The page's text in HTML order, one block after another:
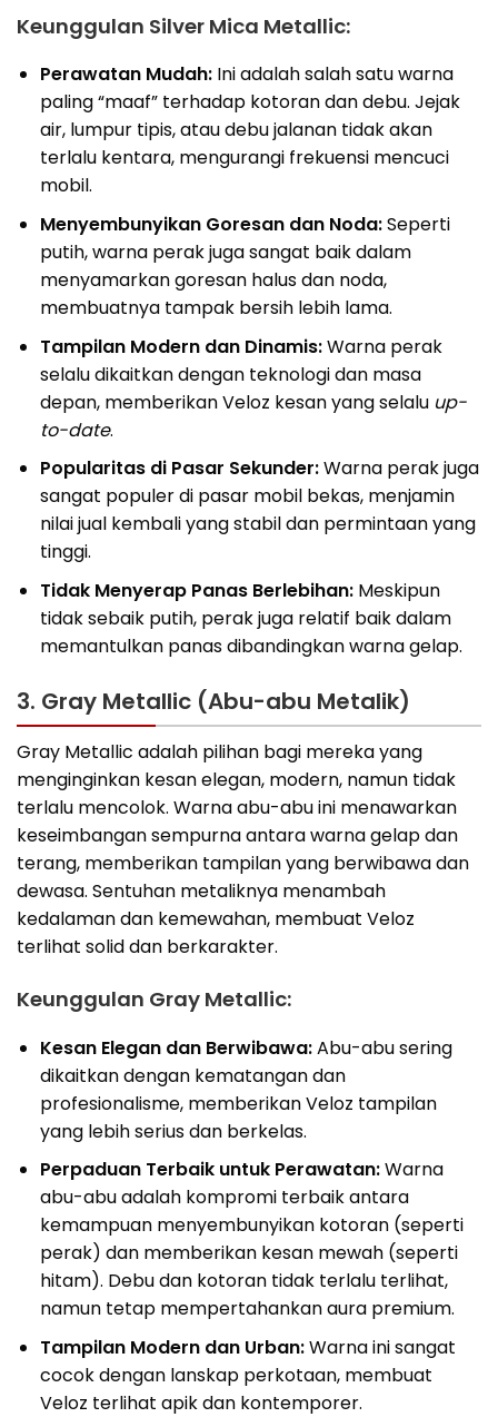
Keunggulan Silver Mica Metallic:
Perawatan Mudah:Ini adalah salah satu warna
paling “maaf” terhadap kotoran dan debu. Jejak
air, lumpur tipis, atau debu jalanan tidak akan
terlalu kentara, mengurangi frekuensi mencuci
mobil.
Menyembunyikan Goresan dan Noda:Seperti
putih, warna perak juga sangat baik dalam
menyamarkan goresan halus dan noda,
membuatnya tampak bersih lebih lama.
Tampilan Modern dan Dinamis:Warna perak
selalu dikaitkan dengan teknologi dan masa
depan, memberikan Veloz kesan yang selalu up-
to-date.
Popularitas di Pasar Sekunder:Warna perak juga
sangat populer di pasar mobil bekas, menjamin
nilai jual kembali yang stabil dan permintaan yang
tinggi.
Tidak Menyerap Panas Berlebihan:Meskipun
tidak sebaik putih, perak juga relatif baik dalam
memantulkan panas dibandingkan warna gelap.
3. Gray Metallic (Abu-abu Metalik)
Gray Metallic adalah pilihan bagi mereka yang
menginginkan kesan elegan, modern, namun tidak
terlalu mencolok. Warna abu-abu ini menawarkan
keseimbangan sempurna antara warna gelap dan
terang, memberikan tampilan yang berwibawa dan
dewasa. Sentuhan metaliknya menambah
kedalaman dan kemewahan, membuat Veloz
terlihat solid dan berkarakter.
Keunggulan Gray Metallic:
Kesan Elegan dan Berwibawa:Abu-abu sering
dikaitkan dengan kematangan dan
profesionalisme, memberikan Veloz tampilan
yang lebih serius dan berkelas.
Perpaduan Terbaik untuk Perawatan:Warna
abu-abu adalah kompromi terbaik antara
kemampuan menyembunyikan kotoran (seperti
perak) dan memberikan kesan mewah (seperti
hitam). Debu dan kotoran tidak terlalu terlihat,
namun tetap mempertahankan aura premium.
Tampilan Modern dan Urban:Warna ini sangat
cocok dengan lanskap perkotaan, membuat
Veloz terlihat apik dan kontemporer.